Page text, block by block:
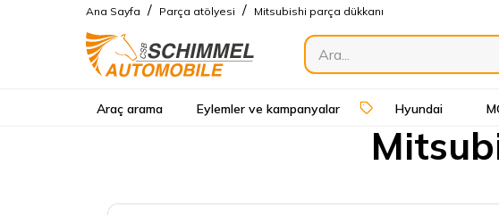
Ana Sayfa / Parça atölyesi / Mitsubishi parça dükkanı
Araç arama Eylemler ve kampanyalar Hyundai